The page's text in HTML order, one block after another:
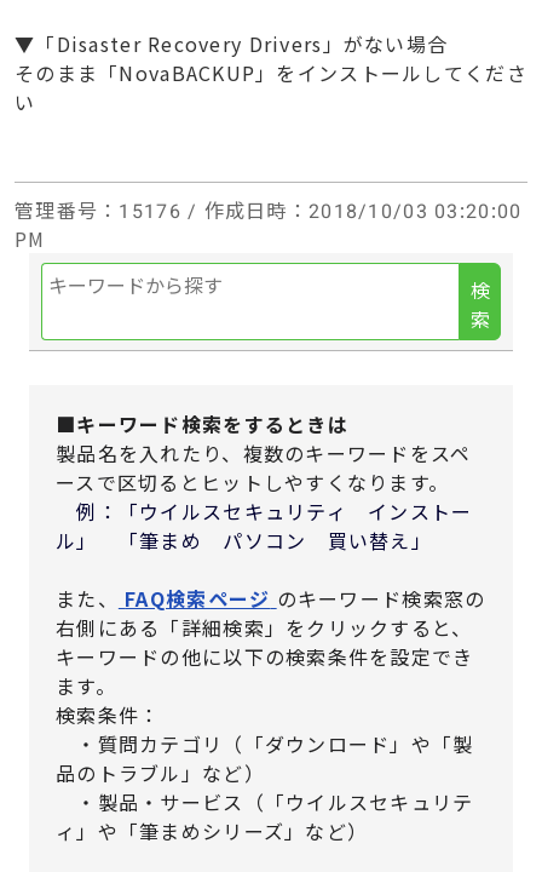
▼「Disaster Recovery Drivers」がない場合
そのまま「NovaBACKUP」をインストールしてくださ
い
管理番号 ：15176 / 作成日時 ：2018/10/03 03:20:00
PM
検
索
■キーワード検索をするときは
製品名を入れたり、複数のキーワードをスペ
ースで区切るとヒットしやすくなります。
例：「ウイルスセキュリティ インストー
ル」 「筆まめ パソコン 買い替え」
また、
FAQ検索ページ のキーワード検索窓の
右側にある「詳細検索」をクリックすると、
キーワードの他に以下の検索条件を設定でき
ます。
検索条件：
・質問カテゴリ（「ダウンロード」や「製
品のトラブル」など）
・製品・サービス（「ウイルスセキュリテ
ィ」や「筆まめシリーズ」など）